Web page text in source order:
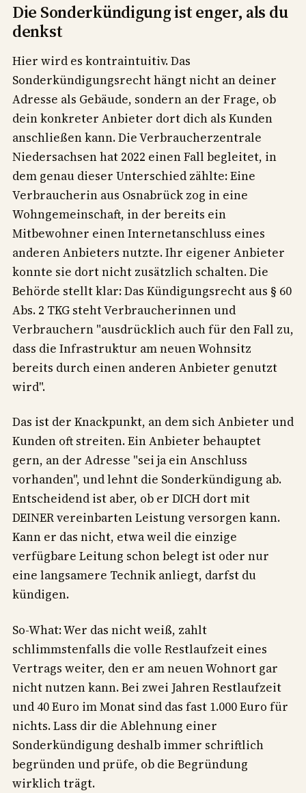
Die Sonderkündigung ist enger, als du
denkst
Hier wird es kontraintuitiv. Das
Sonderkündigungsrecht hängt nicht an deiner
Adresse als Gebäude, sondern an der Frage, ob
dein konkreter Anbieter dort dich als Kunden
anschließen kann. Die Verbraucherzentrale
Niedersachsen hat 2022 einen Fall begleitet, in
dem genau dieser Unterschied zählte: Eine
Verbraucherin aus Osnabrück zog in eine
Wohngemeinschaft, in der bereits ein
Mitbewohner einen Internetanschluss eines
anderen Anbieters nutzte. Ihr eigener Anbieter
konnte sie dort nicht zusätzlich schalten. Die
Behörde stellt klar: Das Kündigungsrecht aus § 60
Abs. 2 TKG steht Verbraucherinnen und
Verbrauchern "ausdrücklich auch für den Fall zu,
dass die Infrastruktur am neuen Wohnsitz
bereits durch einen anderen Anbieter genutzt
wird".
Das ist der Knackpunkt, an dem sich Anbieter und
Kunden oft streiten. Ein Anbieter behauptet
gern, an der Adresse "sei ja ein Anschluss
vorhanden", und lehnt die Sonderkündigung ab.
Entscheidend ist aber, ob er DICH dort mit
DEINER vereinbarten Leistung versorgen kann.
Kann er das nicht, etwa weil die einzige
verfügbare Leitung schon belegt ist oder nur
eine langsamere Technik anliegt, darfst du
kündigen.
So-What: Wer das nicht weiß, zahlt
schlimmstenfalls die volle Restlaufzeit eines
Vertrags weiter, den er am neuen Wohnort gar
nicht nutzen kann. Bei zwei Jahren Restlaufzeit
und 40 Euro im Monat sind das fast 1.000 Euro für
nichts. Lass dir die Ablehnung einer
Sonderkündigung deshalb immer schriftlich
begründen und prüfe, ob die Begründung
wirklich trägt.